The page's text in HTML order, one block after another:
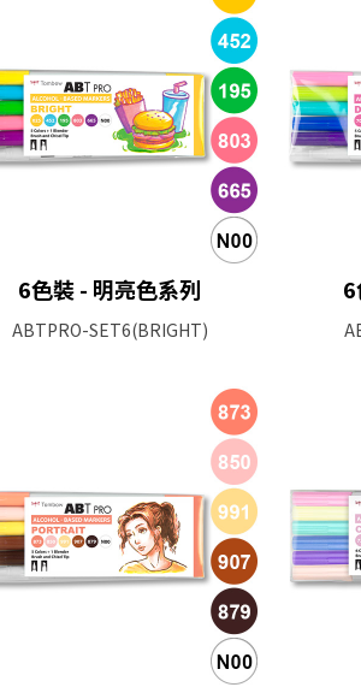
6色裝 - 明亮色系列
ABTPRO-SET6(BRIGHT)